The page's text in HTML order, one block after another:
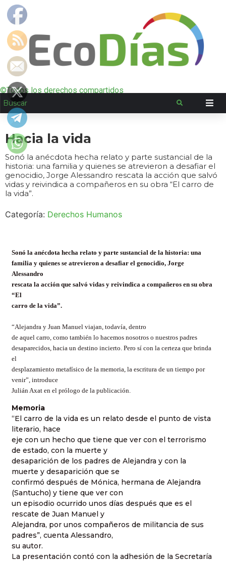
©Todos los derechos compartidos
Hacia la vida
Sonó la anécdota hecha relato y parte sustancial de la
historia: una familia y quienes se atrevieron a desafiar el
genocidio, Jorge Alessandro rescata la acción que salvó
vidas y reivindica a compañeros en su obra “El carro de
la vida”.
Categoría: Derechos Humanos
Sonó la anécdota hecha relato y parte sustancial de la historia: una
familia y quienes se atrevieron a desafiar el genocidio, Jorge
Alessandro
rescata la acción que salvó vidas y reivindica a compañeros en su obra
“El
carro de la vida”.
“Alejandra y Juan Manuel viajan, todavía, dentro
de aquel carro, como también lo hacemos nosotros o nuestros padres
desaparecidos, hacia un destino incierto. Pero sí con la certeza que brinda
el
desplazamiento metafísico de la memoria, la escritura de un tiempo por
venir”, introduce
Julián Axat en el prólogo de la publicación.
Memoria
“El carro de la vida es un relato desde el punto de vista
literario, hace
eje con un hecho que tiene que ver con el terrorismo
de estado, con la muerte y
desaparición de los padres de Alejandra y con la
muerte y desaparición que se
confirmó después de Mónica, hermana de Alejandra
(Santucho) y tiene que ver con
un episodio ocurrido unos días después que es el
rescate de Juan Manuel y
Alejandra, por unos compañeros de militancia de sus
padres”, cuenta Alessandro,
su autor.
La presentación contó con la adhesión de la Secretaría